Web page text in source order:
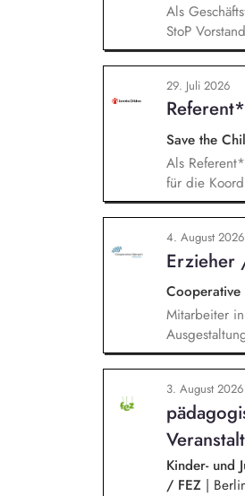
Als
StoP
und des
sowie
29. Juli 2026
Save the
Als
für die
zum
und -
Konzeption
in Präsenz
4. August 2026
Erzieher
Cooperative
Mitarbeiter
Das Team
des
Versorgung
3. August 2026
Kinder- und
/ FEZ |